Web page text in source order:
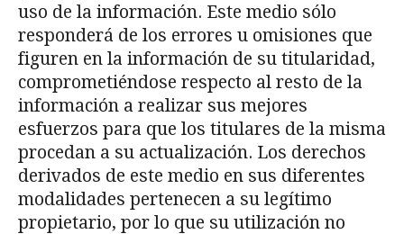
uso de la información. Este medio sólo
responderá de los errores u omisiones que
figuren en la información de su titularidad,
comprometiéndose respecto al resto de la
información a realizar sus mejores
esfuerzos para que los titulares de la misma
procedan a su actualización. Los derechos
derivados de este medio en sus diferentes
modalidades pertenecen a su legítimo
propietario, por lo que su utilización no